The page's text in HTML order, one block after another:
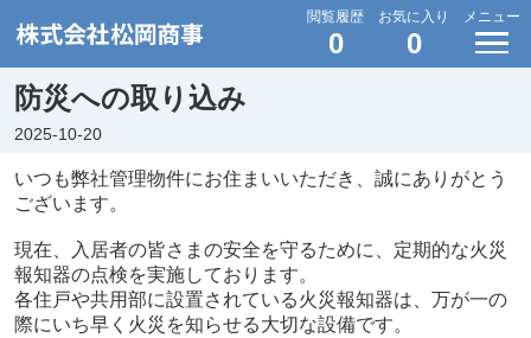
閲覧履歴
0
お気に入り
0
メニュー
防災への取り込み
2025-10-20
いつも弊社管理物件にお住まいいただき、誠にありがとう
ございます。
現在、入居者の皆さまの安全を守るために、定期的な火災
報知器の点検を実施しております。
各住戸や共用部に設置されている火災報知器は、万が一の
際にいち早く火災を知らせる大切な設備です。